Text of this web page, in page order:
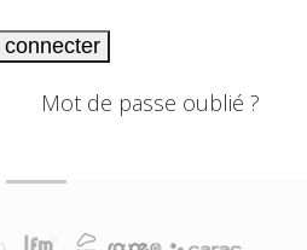
connecter
Mot de passe oublié ?